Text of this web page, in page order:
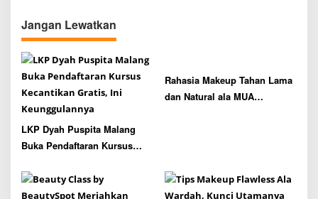
a
v
i
g
a
t
i
o
n
Jangan Lewatkan
LKP Dyah Puspita Malang
Buka Pendaftaran Kursus
Keunggulannya
Rahasia Makeup Tahan Lama
dan Natural ala MUA